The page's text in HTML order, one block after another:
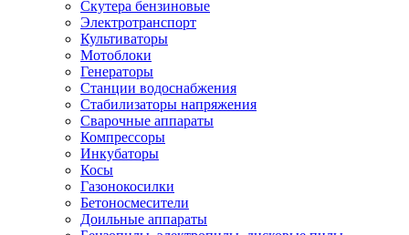
Скутера бензиновые
Электротранспорт
Культиваторы
Мотоблоки
Генераторы
Станции водоснабжения
Стабилизаторы напряжения
Сварочные аппараты
Компрессоры
Инкубаторы
Косы
Газонокосилки
Бетоносмесители
Доильные аппараты